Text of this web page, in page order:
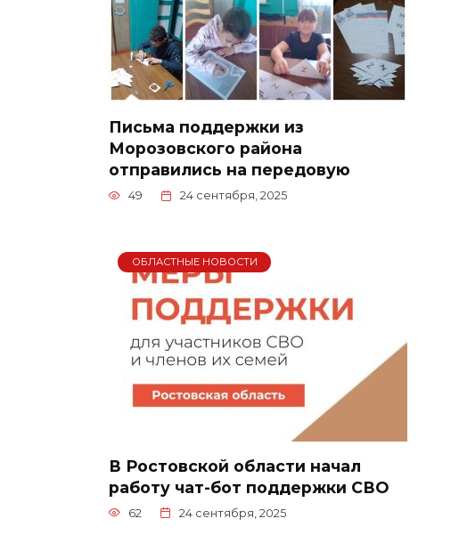
Письма поддержки из
Морозовского района
отправились на передовую
49 24 сентября, 2025
ОБЛАСТНЫЕ НОВОСТИ
В Ростовской области начал
работу чат-бот поддержки СВО
62 24 сентября, 2025